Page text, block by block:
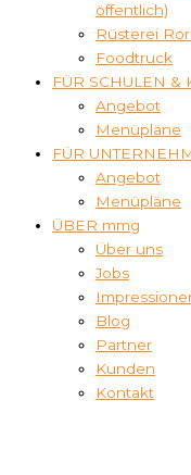
öffentlich)
Rüsterei
Foodtruck
FÜR SCHULEN &
Angebot
Menüpläne
FÜR
Angebot
Menüpläne
ÜBER mmg
Über uns
Jobs
Blog
Partner
Kunden
Kontakt